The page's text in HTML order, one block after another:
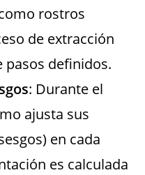
rostros
de extracción
pasos definidos.
: Durante el
ajusta sus
en cada
es calculada